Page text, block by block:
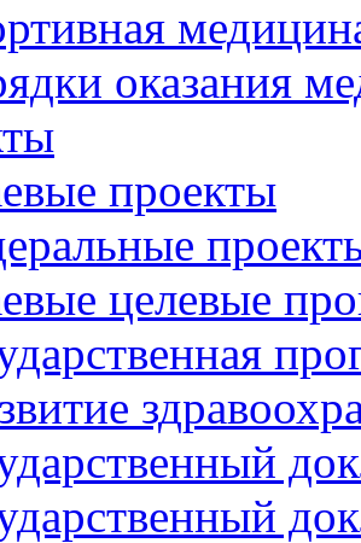
оказания
проекты
целевые